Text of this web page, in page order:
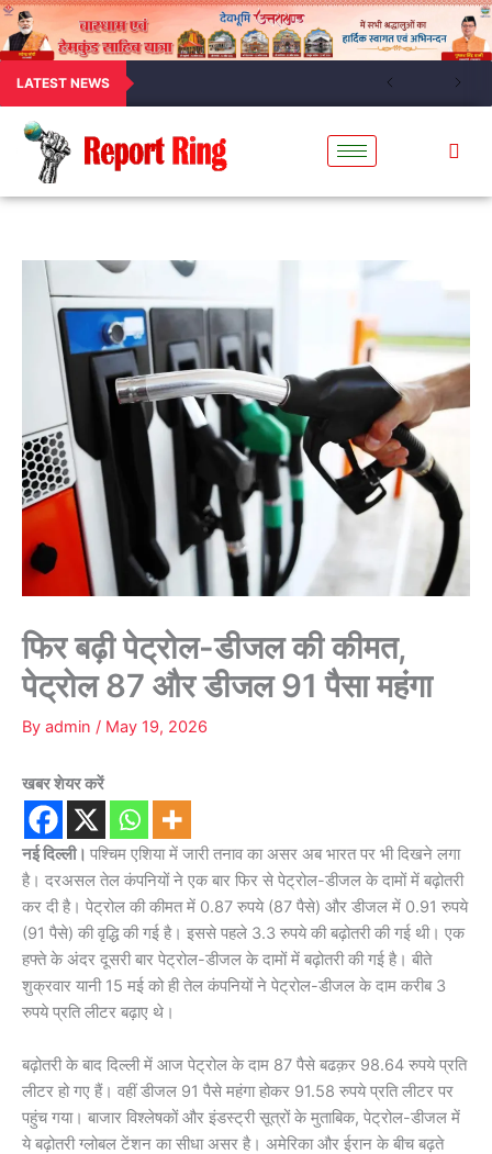
LATEST NEWS
फिर बढ़ी पेट्रोल-डीजल की कीमत,
पेट्रोल 87 और डीजल 91 पैसा महंगा
By admin / May 19, 2026
खबर शेयर करें
नई दिल्ली। पश्चिम एशिया में जारी तनाव का असर अब भारत पर भी दिखने लगा
है। दरअसल तेल कंपनियों ने एक बार फिर से पेट्रोल-डीजल के दामों में बढ़ोतरी
कर दी है। पेट्रोल की कीमत में 0.87 रुपये (87 पैसे) और डीजल में 0.91 रुपये
(91 पैसे) की वृद्धि की गई है। इससे पहले 3.3 रुपये की बढ़ोतरी की गई थी। एक
हफ्ते के अंदर दूसरी बार पेट्रोल-डीजल के दामों में बढ़ोतरी की गई है। बीते
शुक्रवार यानी 15 मई को ही तेल कंपनियों ने पेट्रोल-डीजल के दाम करीब 3
रुपये प्रति लीटर बढ़ाए थे।
बढ़ोतरी के बाद दिल्ली में आज पेट्रोल के दाम 87 पैसे बढक़र 98.64 रुपये प्रति
लीटर हो गए हैं। वहीं डीजल 91 पैसे महंगा होकर 91.58 रुपये प्रति लीटर पर
पहुंच गया। बाजार विश्लेषकों और इंडस्ट्री सूत्रों के मुताबिक, पेट्रोल-डीजल में
ये बढ़ोतरी ग्लोबल टेंशन का सीधा असर है। अमेरिका और ईरान के बीच बढ़ते